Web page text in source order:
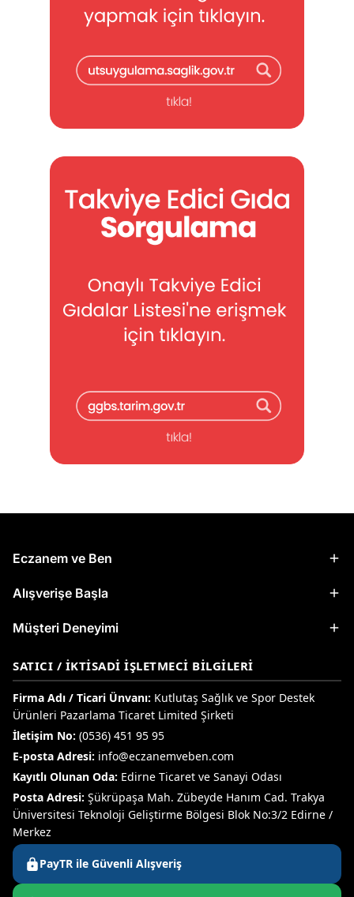
Eczanem ve Ben
Alışverişe Başla
Müşteri Deneyimi
SATICI / İKTISADI İŞLETMECI BILGILERI
Firma Adı / Ticari Ünvanı: Kutlutaş Sağlık ve Spor Destek
Ürünleri Pazarlama Ticaret Limited Şirketi
İletişim No: (0536) 451 95 95
E-posta Adresi: info@eczanemveben.com
Kayıtlı Olunan Oda: Edirne Ticaret ve Sanayi Odası
Posta Adresi: Şükrüpaşa Mah. Zübeyde Hanım Cad. Trakya
Üniversitesi Teknoloji Geliştirme Bölgesi Blok No:3/2 Edirne /
Merkez
PayTR ile Güvenli Alışveriş